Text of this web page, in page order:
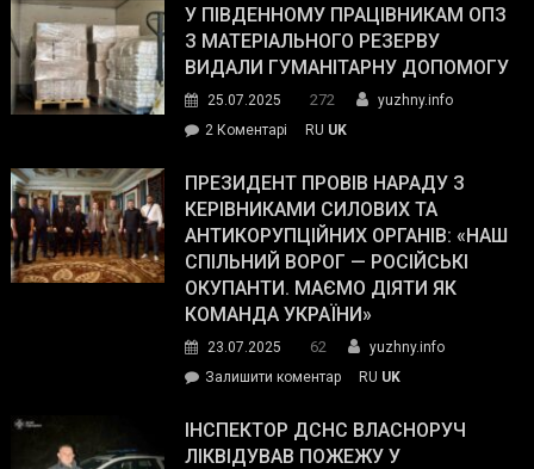
завойовує
симпатії
виборців
The
Street
Journal.
У ПІВДЕННОМУ ПРАЦІВНИКАМ ОПЗ
З МАТЕРІАЛЬНОГО РЕЗЕРВУ
ВИДАЛИ ГУМАНІТАРНУ ДОПОМОГУ
25.07.2025 272
yuzhny.info
2 Коментарі
Південному
працівникам
ОПЗ
з
матеріального
резерву
гуманітарну
допомогу
RU UK
ПРЕЗИДЕНТ ПРОВІВ НАРАДУ З
КЕРІВНИКАМИ СИЛОВИХ ТА
АНТИКОРУПЦІЙНИХ ОРГАНІВ: «НАШ
СПІЛЬНИЙ ВОРОГ — РОСІЙСЬКІ
ОКУПАНТИ. МАЄМО ДІЯТИ ЯК
КОМАНДА УКРАЇНИ»
23.07.2025 62
yuzhny.info
Залишити коментарon
провів
нараду
RU UK
ІНСПЕКТОР ДСНС ВЛАСНОРУЧ
ЛІКВІДУВАВ ПОЖЕЖУ У